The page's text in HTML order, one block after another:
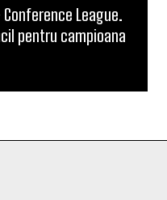
League.
pentru campioana